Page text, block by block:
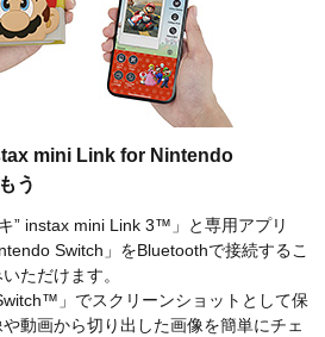
mini Link for Nintendo
う
” instax mini Link 3™」と専用アプリ
Switch」をBluetoothで接続するこ
ただけます。
」でスクリーンショットとして保
動画から切り出した画像を簡単にチェ